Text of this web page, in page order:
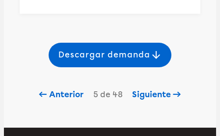
Descargar demanda arrow_downward
← Anterior 5 de 48 Siguiente →